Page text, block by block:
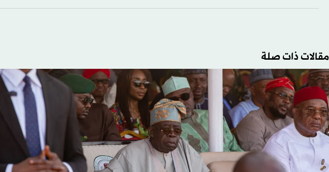
مقالات ذات صلة